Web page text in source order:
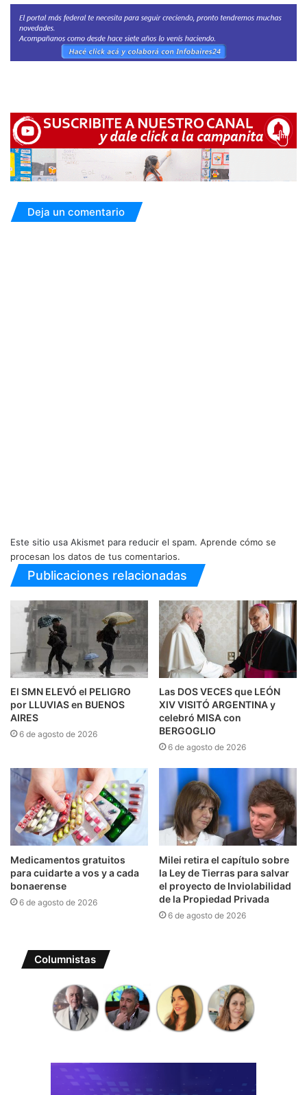
Deja un comentario
Este sitio usa Akismet para reducir el spam. Aprende cómo se
procesan los datos de tus comentarios.
Publicaciones relacionadas
El SMN ELEVÓ el PELIGRO
por LLUVIAS en BUENOS
AIRES
6 de agosto de 2026
Las DOS VECES que LEÓN
XIV VISITÓ ARGENTINA y
celebró MISA con
BERGOGLIO
6 de agosto de 2026
Medicamentos gratuitos
para cuidarte a vos y a cada
bonaerense
6 de agosto de 2026
Milei retira el capítulo sobre
la Ley de Tierras para salvar
el proyecto de Inviolabilidad
de la Propiedad Privada
6 de agosto de 2026
Columnistas